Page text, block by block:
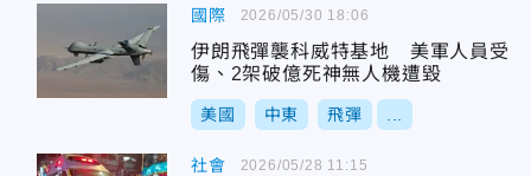
國際
伊朗飛彈襲科威特基地 美軍人員受
傷、2架破億死神無人機遭毀
美國 中東 飛彈
2026/05/30 18:06
社會 2026/05/28 11:15